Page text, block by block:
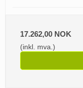
17.262,00 NOK
(inkl. mva.)